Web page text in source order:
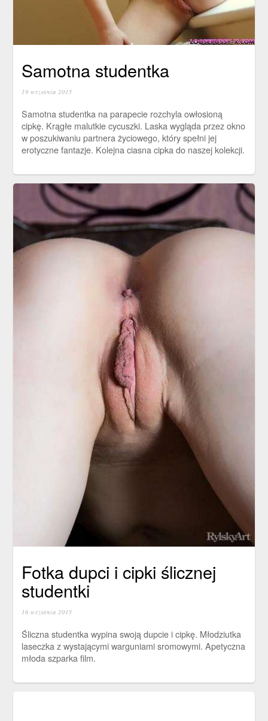
Samotna studentka
19 września 2015
Samotna studentka na parapecie rozchyla owłosioną
cipkę. Krągłe malutkie cycuszki. Laska wygląda przez okno
w poszukiwaniu partnera życiowego, który spełni jej
erotyczne fantazje. Kolejna ciasna cipka do naszej kolekcji.
Fotka dupci i cipki ślicznej
studentki
16 września 2015
Śliczna studentka wypina swoją dupcie i cipkę. Młodziutka
laseczka z wystającymi warguniami sromowymi. Apetyczna
młoda szparka film.